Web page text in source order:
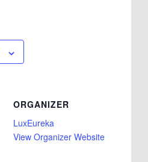
ORGANIZER
LuxEureka
View Organizer Website